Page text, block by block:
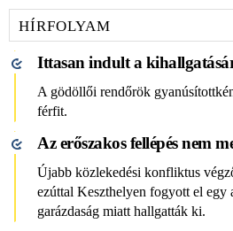
HÍRFOLYAM
Ittasan indult a
A gödöllői rendőrök
férfit.
Az erőszakos fellépés nem
Újabb közlekedési konfliktus
ezúttal Keszthelyen fogyott el egy
garázdaság miatt hallgatták ki.